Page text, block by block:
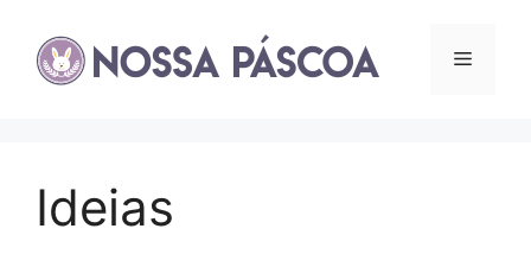
para
Menu
Ideias